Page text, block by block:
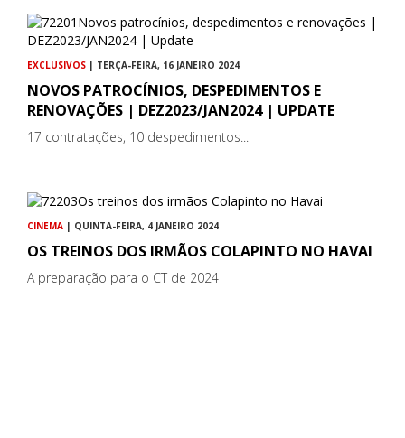
EXCLUSIVOS | TERÇA-FEIRA, 16 JANEIRO 2024
NOVOS PATROCÍNIOS, DESPEDIMENTOS E
RENOVAÇÕES | DEZ2023/JAN2024 | UPDATE
17 contratações, 10 despedimentos...
CINEMA | QUINTA-FEIRA, 4 JANEIRO 2024
OS TREINOS DOS IRMÃOS COLAPINTO NO HAVAI
A preparação para o CT de 2024